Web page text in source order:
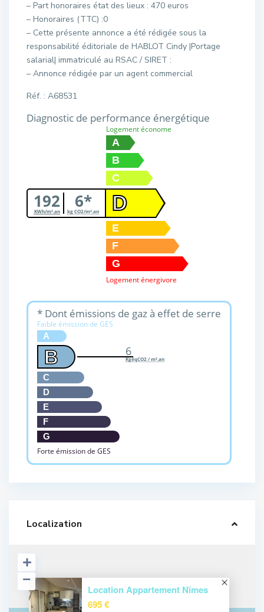
– Part honoraires état des lieux : 470 euros
– Honoraires (TTC) :0
– Cette présente annonce a été rédigée sous la
responsabilité éditoriale de HABLOT Cindy |Portage
salarial| immatriculé au RSAC / SIRET :
– Annonce rédigée par un agent commercial
Réf. : A68531
Diagnostic de performance énergétique
192
KWh/m².an 6*
kg CO2/m².an
Logement économe
A
B
C
D
E
F
G
Logement énergivore
* Dont émissions de gaz à effet de serre
Faible émission de GES
A
B
C
D
E
F
G
Forte émission de GES
6
KgéqCO2 / m².an
Localization
Location Appartement Nîmes
695 €